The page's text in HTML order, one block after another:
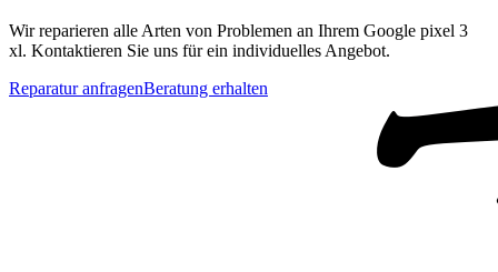
Wir reparieren alle Arten von Problemen an Ihrem Google pixel 3
xl. Kontaktieren Sie uns für ein individuelles Angebot.
Reparatur anfragenBeratung erhalten